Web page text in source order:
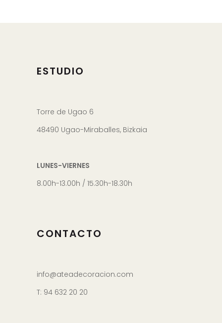
ESTUDIO
Torre de Ugao 6
48490 Ugao-Miraballes, Bizkaia
LUNES-VIERNES
8.00h-13.00h / 15.30h-18.30h
CONTACTO
info@ateadecoracion.com
T: 94 632 20 20